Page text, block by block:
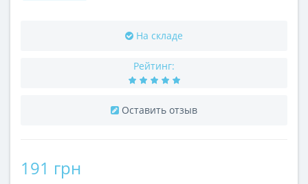
На складе
Рейтинг:
Оставить отзыв
191 грн